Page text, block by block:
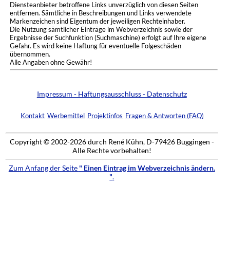
Diensteanbieter betroffene Links unverzüglich von diesen Seiten
entfernen. Sämtliche in Beschreibungen und Links verwendete
Markenzeichen sind Eigentum der jeweiligen Rechteinhaber.
Die Nutzung sämtlicher Einträge im Webverzeichnis sowie der
Ergebnisse der Suchfunktion (Suchmaschine) erfolgt auf Ihre eigene
Gefahr. Es wird keine Haftung für eventuelle Folgeschäden
übernommen.
Alle Angaben ohne Gewähr!
Impressum - Haftungsausschluss - Datenschutz
Kontakt Werbemittel Projektinfos Fragen & Antworten (FAQ)
Copyright © 2002-2026 durch René Kühn, D-79426 Buggingen -
Alle Rechte vorbehalten!
Zum Anfang der Seite " Einen Eintrag im Webverzeichnis ändern.
".